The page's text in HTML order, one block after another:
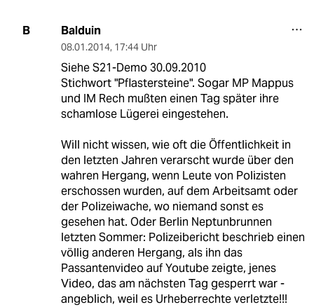
B Balduin
08.01.2014, 17:44 Uhr
Siehe S21-Demo 30.09.2010
Stichwort "Pflastersteine". Sogar MP Mappus
und IM Rech mußten einen Tag später ihre
schamlose Lügerei eingestehen.
Will nicht wissen, wie oft die Öffentlichkeit in
den letzten Jahren verarscht wurde über den
wahren Hergang, wenn Leute von Polizisten
erschossen wurden, auf dem Arbeitsamt oder
der Polizeiwache, wo niemand sonst es
gesehen hat. Oder Berlin Neptunbrunnen
letzten Sommer: Polizeibericht beschrieb einen
völlig anderen Hergang, als ihn das
Passantenvideo auf Youtube zeigte, jenes
Video, das am nächsten Tag gesperrt war -
angeblich, weil es Urheberrechte verletzte!!!